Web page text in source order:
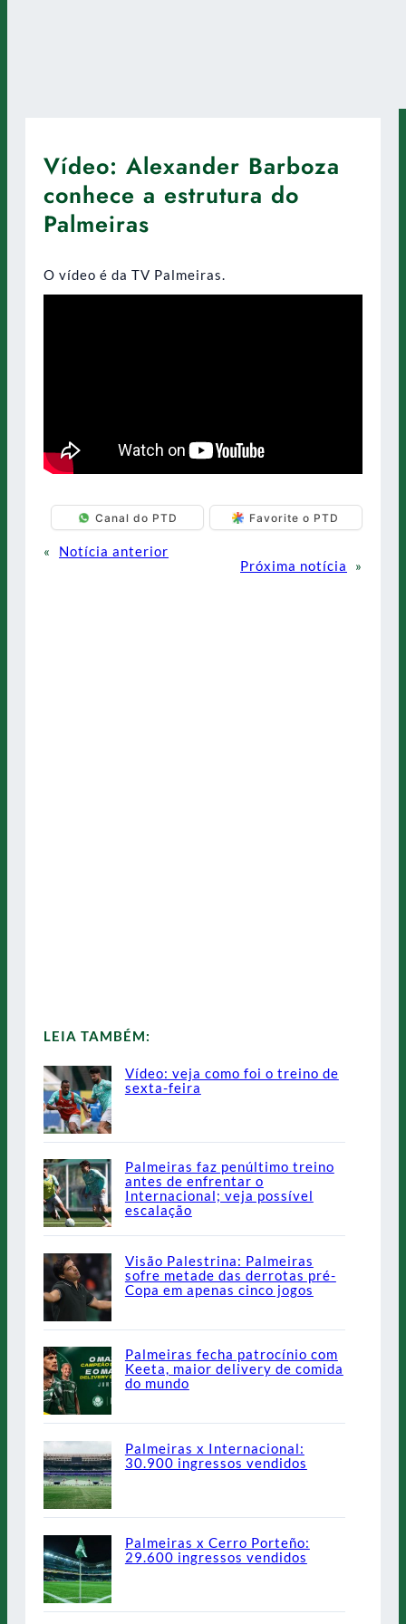
Vídeo: Alexander Barboza
conhece a estrutura do
Palmeiras
O vídeo é da TV Palmeiras.
Canal do PTD Favorite o PTD
«
Notícia anterior
Próxima notícia
»
LEIA TAMBÉM:
Vídeo: veja como foi o treino de
sexta-feira
Palmeiras faz penúltimo treino
antes de enfrentar o
Internacional; veja possível
escalação
Visão Palestrina: Palmeiras
sofre metade das derrotas pré-
Copa em apenas cinco jogos
Palmeiras fecha patrocínio com
Keeta, maior delivery de comida
do mundo
Palmeiras x Internacional:
30.900 ingressos vendidos
Palmeiras x Cerro Porteño:
29.600 ingressos vendidos